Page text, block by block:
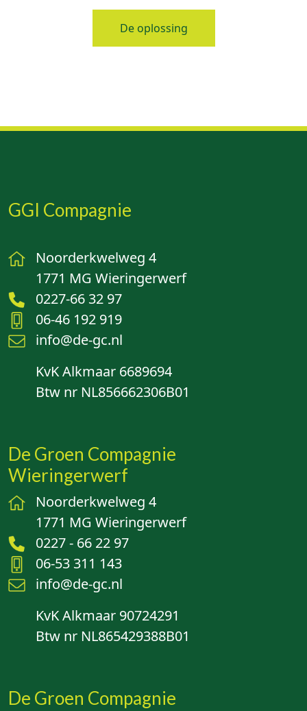
De oplossing
GGI Compagnie
Noorderkwelweg 4
1771 MG Wieringerwerf
0227-66 32 97
06-46 192 919
info@de-gc.nl
KvK Alkmaar 6689694
Btw nr NL856662306B01
De Groen Compagnie
Wieringerwerf
Noorderkwelweg 4
1771 MG Wieringerwerf
0227 - 66 22 97
06-53 311 143
info@de-gc.nl
KvK Alkmaar 90724291
Btw nr NL865429388B01
De Groen Compagnie